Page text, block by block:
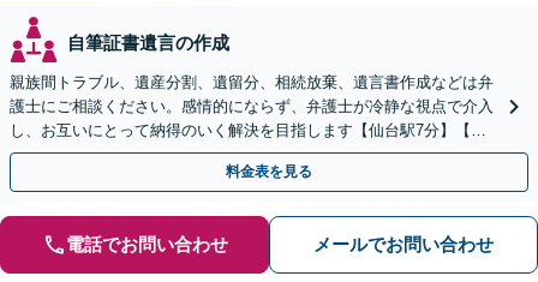
自筆証書遺言の作成
親族間トラブル、遺産分割、遺留分、相続放棄、遺言書作成などは弁
護士にご相談ください。感情的にならず、弁護士が冷静な視点で介入
し、お互いにとって納得のいく解決を目指します【仙台駅7分】【休
日・夜間相談可】
料金表を見る
電話でお問い合わせ メールでお問い合わせ